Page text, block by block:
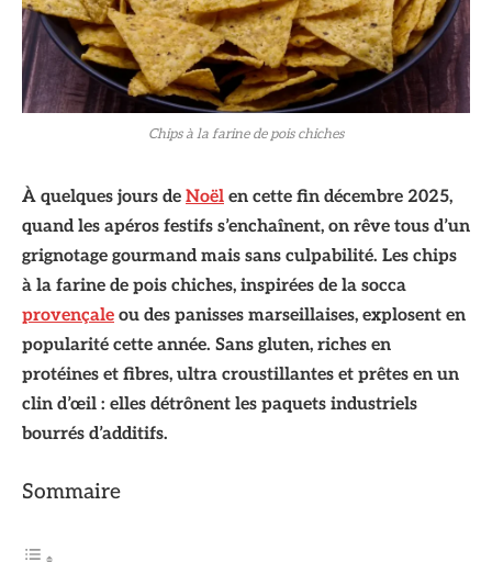
Chips à la farine de pois chiches
À quelques jours de Noël en cette fin décembre 2025,
quand les apéros festifs s’enchaînent, on rêve tous d’un
grignotage gourmand mais sans culpabilité. Les chips
à la farine de pois chiches, inspirées de la socca
provençale ou des panisses marseillaises, explosent en
popularité cette année. Sans gluten, riches en
protéines et fibres, ultra croustillantes et prêtes en un
clin d’œil : elles détrônent les paquets industriels
bourrés d’additifs.
Sommaire